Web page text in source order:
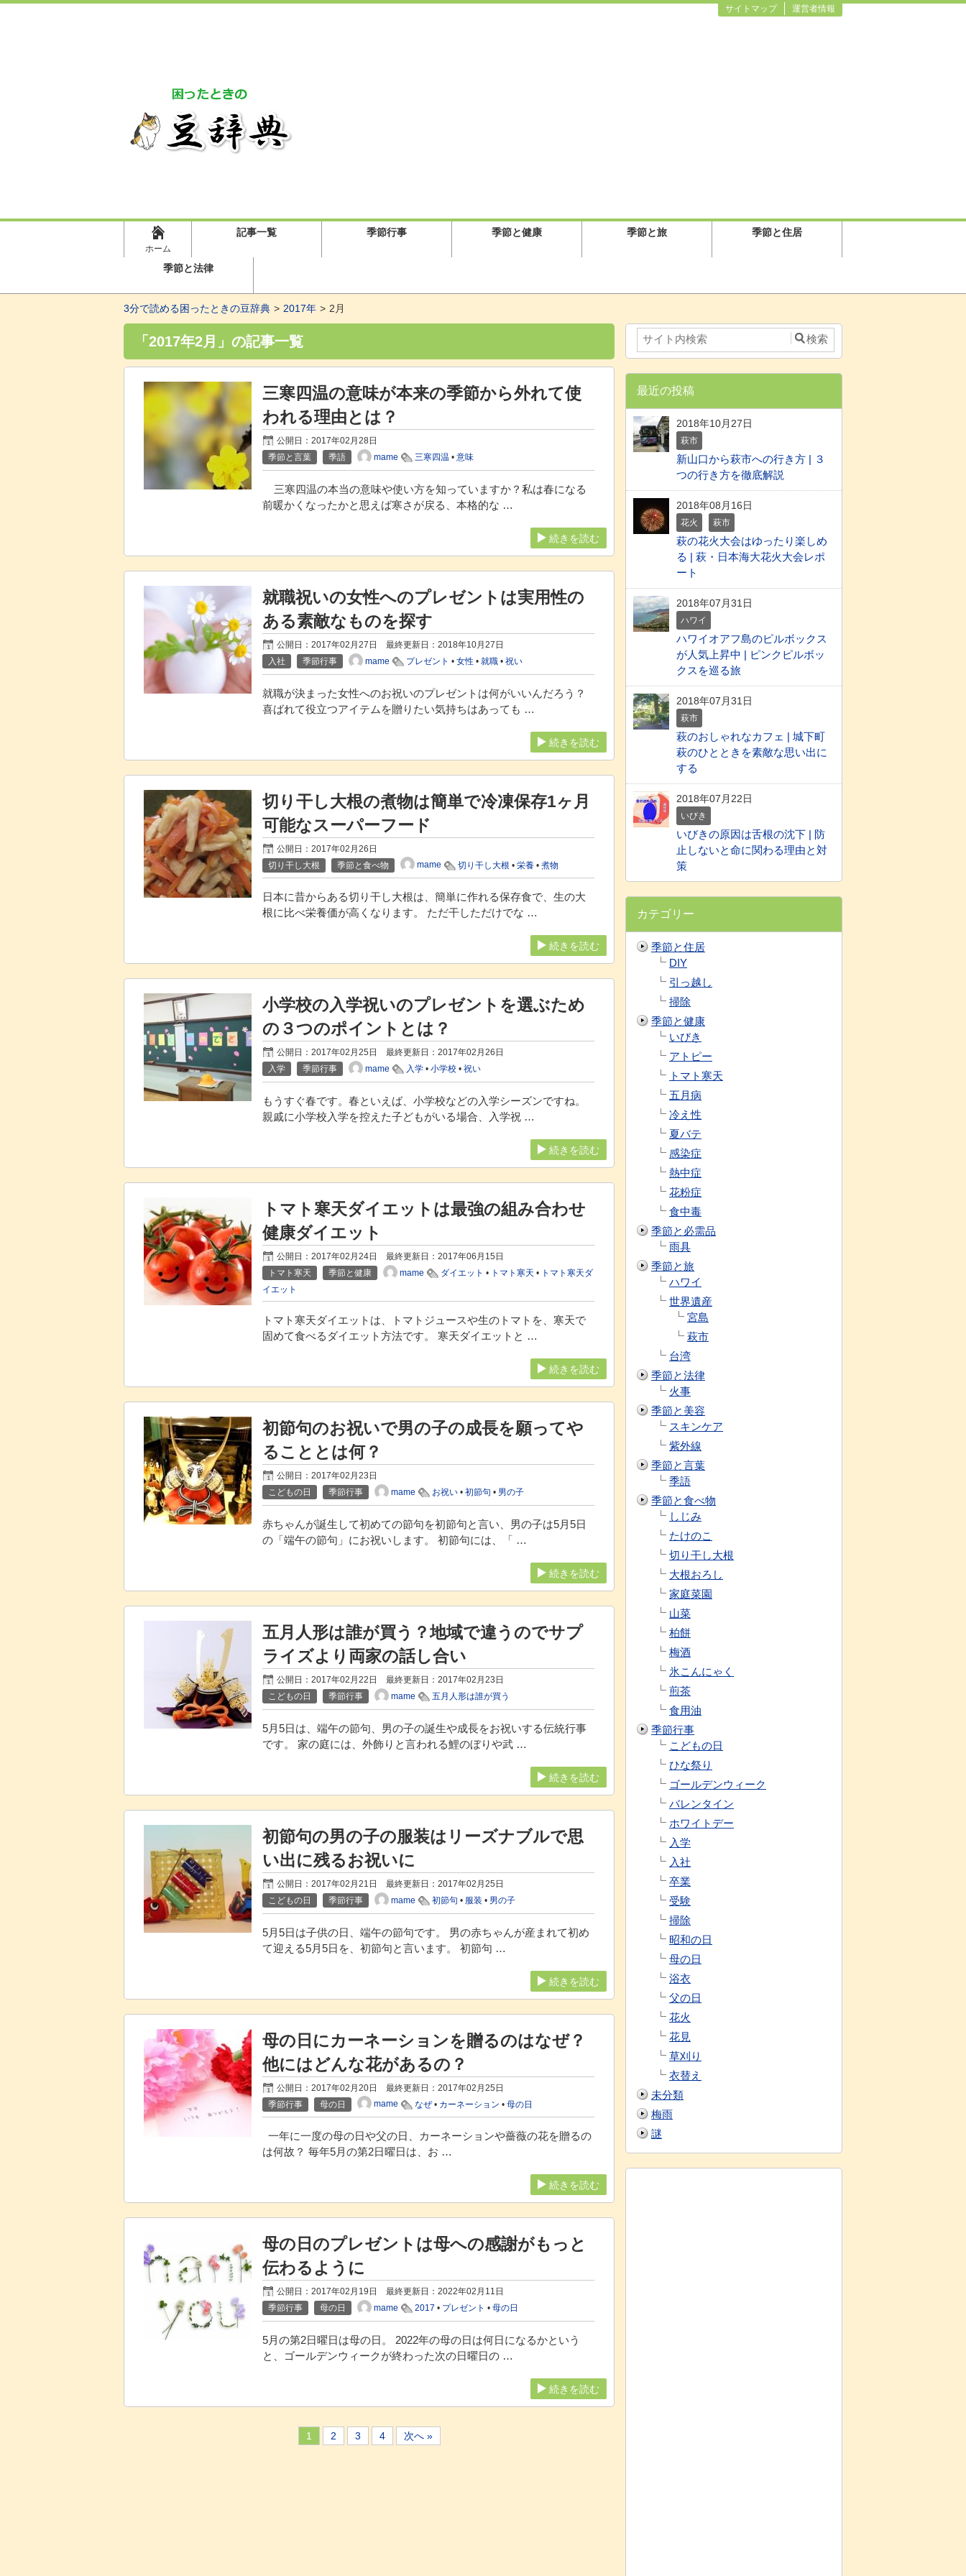
運営者情報
サイトマップ
ホーム
記事一覧 季節行事 季節と健康 季節と旅 季節と住居
季節と法律
3分で読める困ったときの豆辞典 2017年 2月
「2017年2月」の記事一覧
三寒四温の意味が本来の季節から外れて使
われる理由とは？
公開日：2017年02月28日
季節と言葉
季語 mame 三寒四温 •意味
三寒四温の本当の意味や使い方を知っていますか？私は春になる
前暖かくなったかと思えば寒さが戻る、本格的な …
続きを読む
就職祝いの女性へのプレゼントは実用性の
ある素敵なものを探す
公開日：2017年02月27日 最終更新日：2018年10月27日
入社
季節行事 mame プレゼント •女性 •就職 •祝い
就職が決まった女性へのお祝いのプレゼントは何がいいんだろう？
喜ばれて役立つアイテムを贈りたい気持ちはあっても …
続きを読む
切り干し大根の煮物は簡単で冷凍保存1ヶ月
可能なスーパーフード
公開日：2017年02月26日
切り干し大根
季節と食べ物 mame 切り干し大根 •栄養 •煮物
日本に昔からある切り干し大根は、簡単に作れる保存食で、生の大
根に比べ栄養価が高くなります。 ただ干しただけでな …
続きを読む
小学校の入学祝いのプレゼントを選ぶため
の３つのポイントとは？
公開日：2017年02月25日 最終更新日：2017年02月26日
入学
季節行事 mame 入学 •小学校 •祝い
もうすぐ春です。春といえば、小学校などの入学シーズンですね。
親戚に小学校入学を控えた子どもがいる場合、入学祝 …
続きを読む
トマト寒天ダイエットは最強の組み合わせ
健康ダイエット
公開日：2017年02月24日 最終更新日：2017年06月15日
トマト寒天
季節と健康 mame ダイエット • トマト寒天 • トマト寒天ダ
イエット
トマト寒天ダイエットは、トマトジュースや生のトマトを、寒天で
固めて食べるダイエット方法です。 寒天ダイエットと …
続きを読む
初節句のお祝いで男の子の成長を願ってや
ることとは何？
公開日：2017年02月23日
こどもの日
季節行事 mame お祝い •初節句 • 男の子
赤ちゃんが誕生して初めての節句を初節句と言い、男の子は5月5日
の「端午の節句」にお祝いします。 初節句には、「 …
続きを読む
五月人形は誰が買う？地域で違うのでサプ
ライズより両家の話し合い
公開日：2017年02月22日 最終更新日：2017年02月23日
こどもの日
季節行事 mame 五月人形は誰が買う
5月5日は、端午の節句、男の子の誕生や成長をお祝いする伝統行事
です。 家の庭には、外飾りと言われる鯉のぼりや武 …
続きを読む
初節句の男の子の服装はリーズナブルで思
い出に残るお祝いに
公開日：2017年02月21日 最終更新日：2017年02月25日
こどもの日
季節行事 mame 初節句 • 服装 • 男の子
5月5日は子供の日、端午の節句です。 男の赤ちゃんが産まれて初め
て迎える5月5日を、初節句と言います。 初節句 …
続きを読む
母の日にカーネーションを贈るのはなぜ？
他にはどんな花があるの？
公開日：2017年02月20日 最終更新日：2017年02月25日
季節行事
母の日 mame なぜ• カーネーション •母の日
一年に一度の母の日や父の日、カーネーションや薔薇の花を贈るの
は何故？ 毎年5月の第2日曜日は、お …
続きを読む
母の日のプレゼントは母への感謝がもっと
伝わるように
公開日：2017年02月19日 最終更新日：2022年02月11日
季節行事
母の日 mame 2017 • プレゼント •母の日
5月の第2日曜日は母の日。 2022年の母の日は何日になるかという
と、ゴールデンウィークが終わった次の日曜日の …
続きを読む
1 2 3 4 次へ »
最近の投稿
2018年10月27日
萩市
新山口から萩市への行き方 | ３
つの行き方を徹底解説
2018年08月16日
花火 萩市
萩の花火大会はゆったり楽しめ
る | 萩・日本海大花火大会レポ
ート
2018年07月31日
ハワイ
ハワイオアフ島のピルボックス
が人気上昇中 | ピンクピルボッ
クスを巡る旅
2018年07月31日
萩市
萩のおしゃれなカフェ | 城下町
萩のひとときを素敵な思い出に
する
2018年07月22日
いびき
いびきの原因は舌根の沈下 | 防
止しないと命に関わる理由と対
策
カテゴリー
季節と住居
DIY
引っ越し
掃除
季節と健康
いびき
アトピー
トマト寒天
五月病
冷え性
夏バテ
感染症
熱中症
花粉症
食中毒
季節と必需品
雨具
季節と旅
ハワイ
世界遺産
宮島
萩市
台湾
季節と法律
火事
季節と美容
スキンケア
紫外線
季節と言葉
季語
季節と食べ物
しじみ
たけのこ
切り干し大根
大根おろし
家庭菜園
山菜
柏餅
梅酒
氷こんにゃく
煎茶
食用油
季節行事
こどもの日
ひな祭り
ゴールデンウィーク
バレンタイン
ホワイトデー
入学
入社
卒業
受験
掃除
昭和の日
母の日
浴衣
父の日
花火
花見
草刈り
衣替え
未分類
梅雨
謎